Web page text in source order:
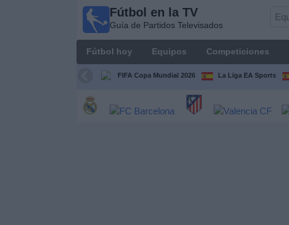
Fútbol en la TV
Guía de Partidos Televisados
Fútbol hoy Equipos Competiciones
FIFA Copa Mundial 2026 La Liga EA Sports